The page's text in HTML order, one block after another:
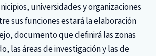
universidades y organizaciones
sus funciones estará la elaboración
documento que definirá las zonas
las áreas de investigación y las de